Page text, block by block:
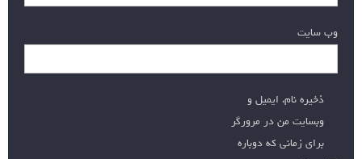
وب‌ سایت
ذخیره نام، ایمیل و
وبسایت من در مرورگر
برای زمانی که دوباره